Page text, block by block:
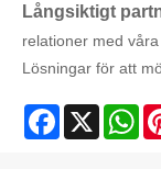
Långsiktigt
relationer med
Lösningar för att
Facebook
X